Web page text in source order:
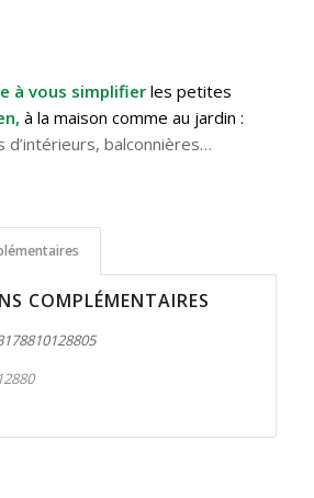
à vous simplifier les petites
à la maison comme au jardin :
d’intérieurs, balconnières…
COMPLÉMENTAIRES
12880